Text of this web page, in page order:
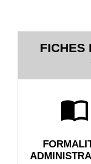
FICHES
import_contacts